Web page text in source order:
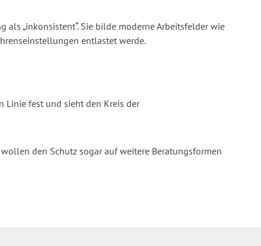
„inkonsistent“. Sie bilde moderne Arbeitsfelder wie
entlastet werde.
Linie fest und sieht den Kreis der
den Schutz sogar auf weitere Beratungsformen